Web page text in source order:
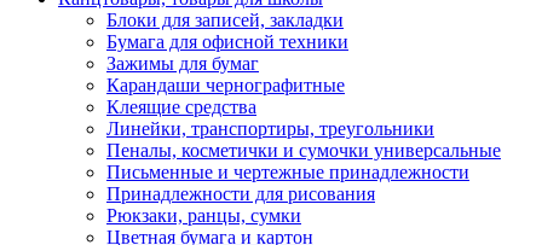
Блоки для записей, закладки
Бумага для офисной техники
Зажимы для бумаг
Карандаши чернографитные
Клеящие средства
Линейки, транспортиры, треугольники
Пеналы, косметички и сумочки универсальные
Письменные и чертежные принадлежности
Принадлежности для рисования
Рюкзаки, ранцы, сумки
Цветная бумага и картон